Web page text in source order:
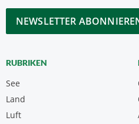
*
CAPTCHA
RUBRIKEN
See
Land
Luft